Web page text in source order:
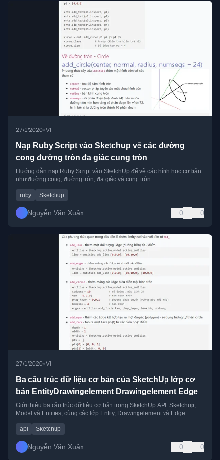
27/1/2020•VI
Nạp Ruby Script vào Sketchup vẽ các đường
cong đường tròn đa giác cung tròn
Hướng dẫn nạp Ruby Script vào SketchUp để vẽ các hình học cơ bản
như đường cong, đường tròn, đa giác và cung tròn.
ruby Sketchup
Nguyễn Văn Xuân 0 0
27/1/2020•VI
Ba cấu trúc dữ liệu cơ bản của SketchUp lớp cơ
bản EntityDrawingelement Drawingelement Edge
Giới thiệu ba cấu trúc dữ liệu cơ bản trong SketchUp API: Sketchup,
Model và Entities, cùng các lớp Entity, Drawingelement và Edge.
api Sketchup
Nguyễn Văn Xuân 0 0